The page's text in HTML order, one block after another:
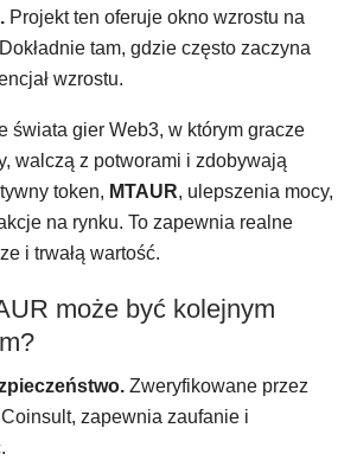
Projekt ten oferuje okno wzrostu na
tam, gdzie często zaczyna
wzrostu.
świata gier Web3, w którym gracze
walczą z potworami i zdobywają
token, MTAUR, ulepszenia mocy,
na rynku. To zapewnia realne
i trwałą wartość.
może być kolejnym
Zweryfikowane przez
zapewnia zaufanie i